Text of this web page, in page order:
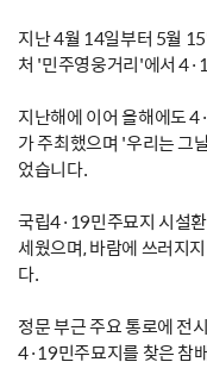
지난 4월 14일부터 5월
처 '민주영웅거리'에서
지난해에 이어 올해에도
가 주최했으며 '우리는 그
었습니다.
국립4·19민주묘지 시설
세웠으며, 바람에 쓰러지
다.
정문 부근 주요 통로에 전
4·19민주묘지를 찾은 참